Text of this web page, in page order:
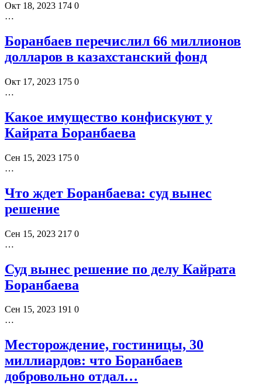
Окт 18, 2023 174 0
…
Боранбаев перечислил 66 миллионов
долларов в казахстанский фонд
Окт 17, 2023 175 0
…
Какое имущество конфискуют у
Кайрата Боранбаева
Сен 15, 2023 175 0
…
Что ждет Боранбаева: суд вынес
решение
Сен 15, 2023 217 0
…
Суд вынес решение по делу Кайрата
Боранбаева
Сен 15, 2023 191 0
…
Месторождение, гостиницы, 30
миллиардов: что Боранбаев
добровольно отдал…